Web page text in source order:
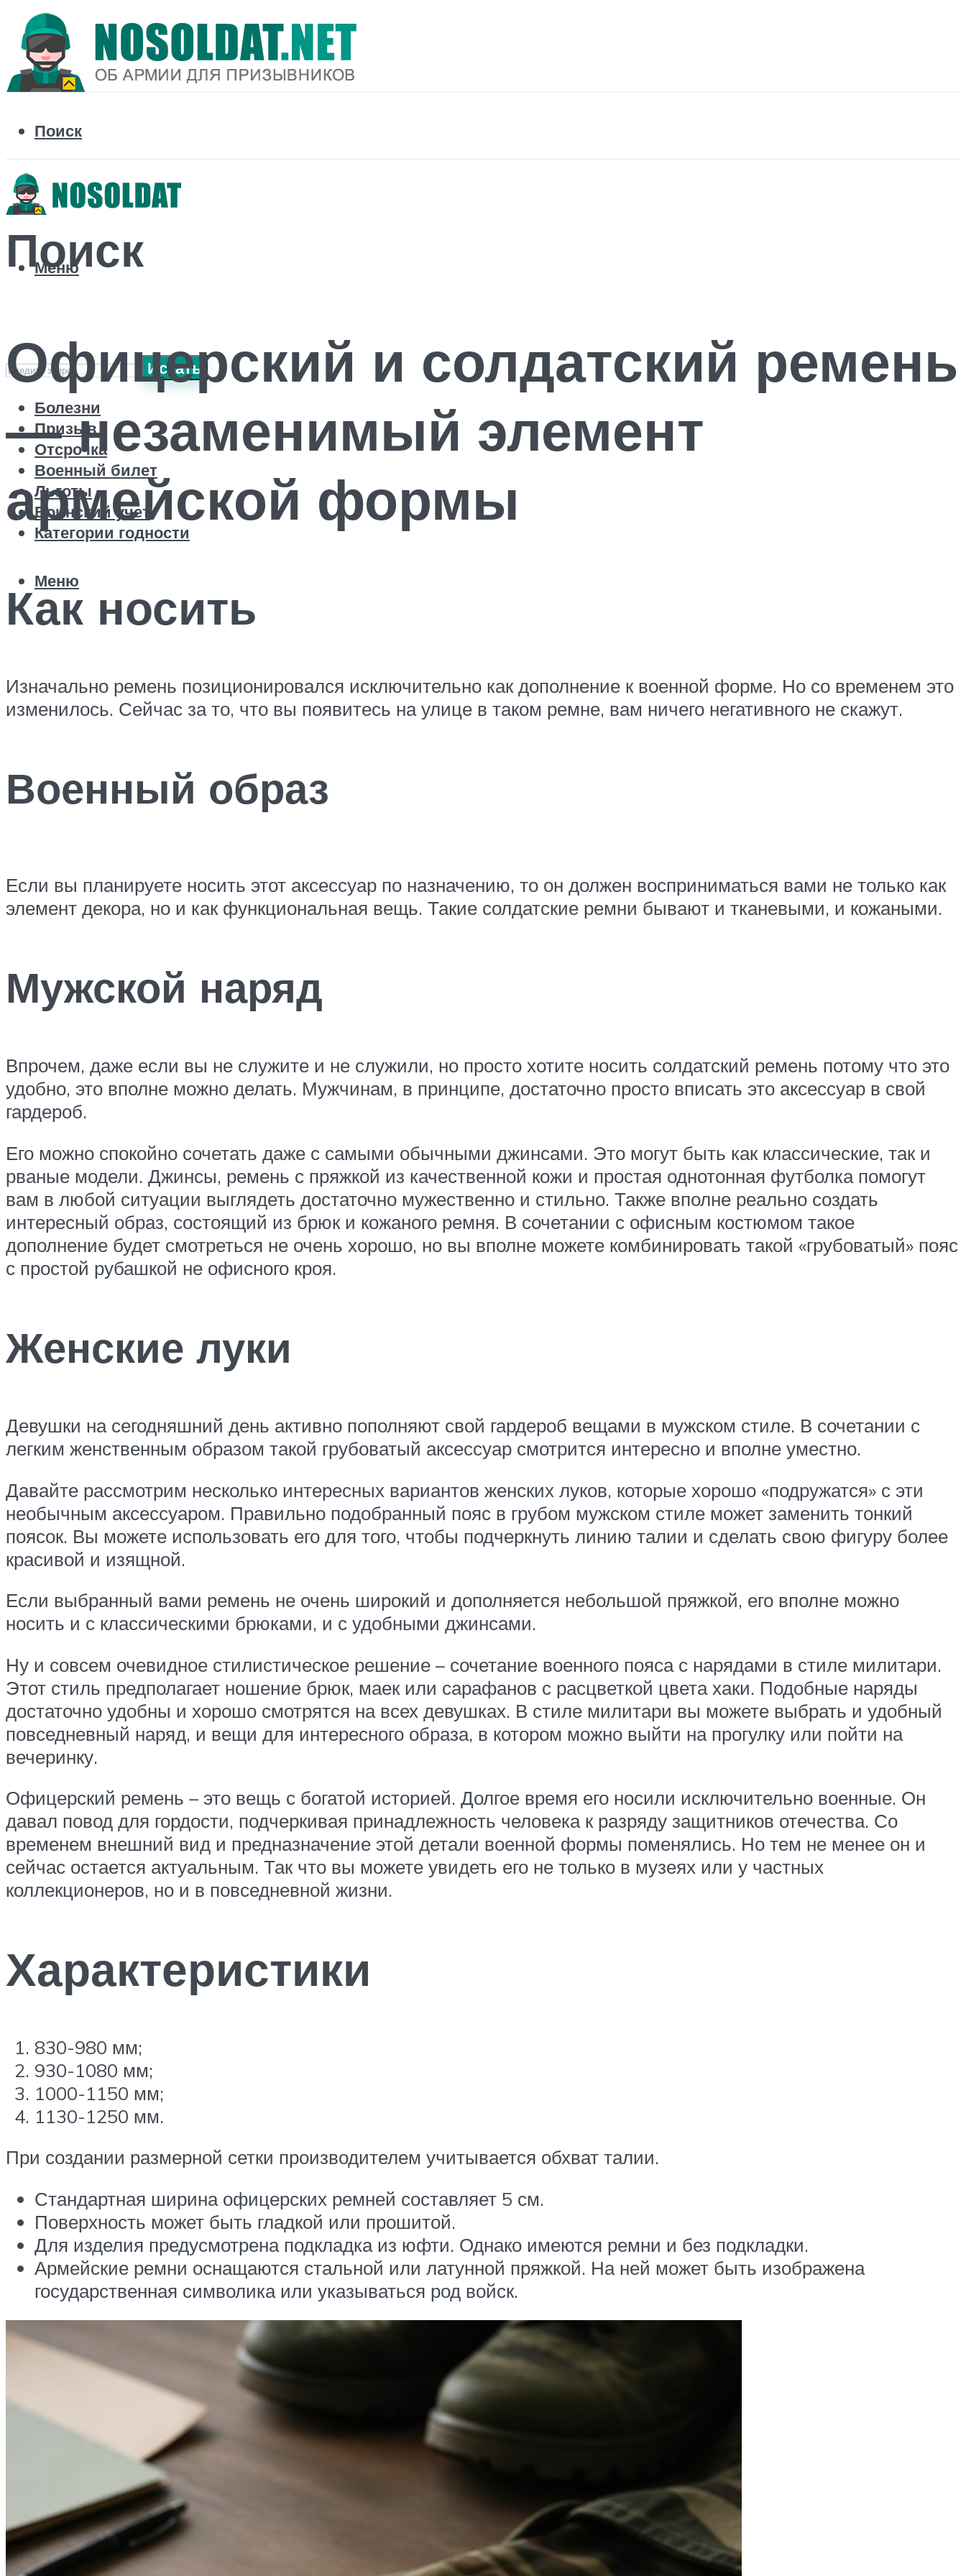
Поиск
Поиск
Искать
Болезни
Призыв
Отсрочка
Военный билет
Льготы
Воинский учет
Категории годности
Меню
Меню
Офицерский и солдатский ремень
— незаменимый элемент
армейской формы
Как носить
Изначально ремень позиционировался исключительно как дополнение к военной форме. Но со временем это
изменилось. Сейчас за то, что вы появитесь на улице в таком ремне, вам ничего негативного не скажут.
Военный образ
Если вы планируете носить этот аксессуар по назначению, то он должен восприниматься вами не только как
элемент декора, но и как функциональная вещь. Такие солдатские ремни бывают и тканевыми, и кожаными.
Мужской наряд
Впрочем, даже если вы не служите и не служили, но просто хотите носить солдатский ремень потому что это
удобно, это вполне можно делать. Мужчинам, в принципе, достаточно просто вписать это аксессуар в свой
гардероб.
Его можно спокойно сочетать даже с самыми обычными джинсами. Это могут быть как классические, так и
рваные модели. Джинсы, ремень с пряжкой из качественной кожи и простая однотонная футболка помогут
вам в любой ситуации выглядеть достаточно мужественно и стильно. Также вполне реально создать
интересный образ, состоящий из брюк и кожаного ремня. В сочетании с офисным костюмом такое
дополнение будет смотреться не очень хорошо, но вы вполне можете комбинировать такой «грубоватый» пояс
с простой рубашкой не офисного кроя.
Женские луки
Девушки на сегодняшний день активно пополняют свой гардероб вещами в мужском стиле. В сочетании с
легким женственным образом такой грубоватый аксессуар смотрится интересно и вполне уместно.
Давайте рассмотрим несколько интересных вариантов женских луков, которые хорошо «подружатся» с эти
необычным аксессуаром. Правильно подобранный пояс в грубом мужском стиле может заменить тонкий
поясок. Вы можете использовать его для того, чтобы подчеркнуть линию талии и сделать свою фигуру более
красивой и изящной.
Если выбранный вами ремень не очень широкий и дополняется небольшой пряжкой, его вполне можно
носить и с классическими брюками, и с удобными джинсами.
Ну и совсем очевидное стилистическое решение – сочетание военного пояса с нарядами в стиле милитари.
Этот стиль предполагает ношение брюк, маек или сарафанов с расцветкой цвета хаки. Подобные наряды
достаточно удобны и хорошо смотрятся на всех девушках. В стиле милитари вы можете выбрать и удобный
повседневный наряд, и вещи для интересного образа, в котором можно выйти на прогулку или пойти на
вечеринку.
Офицерский ремень – это вещь с богатой историей. Долгое время его носили исключительно военные. Он
давал повод для гордости, подчеркивая принадлежность человека к разряду защитников отечества. Со
временем внешний вид и предназначение этой детали военной формы поменялись. Но тем не менее он и
сейчас остается актуальным. Так что вы можете увидеть его не только в музеях или у частных
коллекционеров, но и в повседневной жизни.
Характеристики
830-980 мм;
930-1080 мм;
1000-1150 мм;
1130-1250 мм.
При создании размерной сетки производителем учитывается обхват талии.
Стандартная ширина офицерских ремней составляет 5 см.
Поверхность может быть гладкой или прошитой.
Для изделия предусмотрена подкладка из юфти. Однако имеются ремни и без подкладки.
Армейские ремни оснащаются стальной или латунной пряжкой. На ней может быть изображена
государственная символика или указываться род войск.